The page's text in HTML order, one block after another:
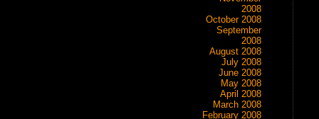
2008
October 2008
September
2008
August 2008
July 2008
June 2008
May 2008
April 2008
March 2008
February 2008